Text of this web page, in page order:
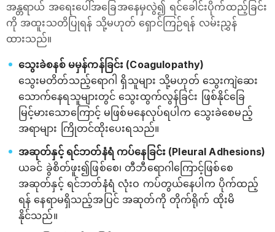
အန္တရာယ် အရေးပေါ်အခြေအနေမှလွဲ၍ ရင်ခေါင်းပိုက်ထည့်ခြင်း
ကို အထူးသတိပြုရန် သို့မဟုတ် ရှောင်ကြဉ်ရန် လမ်းညွှန်
ထားသည်။
သွေးခဲစနစ် မမှန်ကန်ခြင်း (Coagulopathy)
သွေးမတိတ်သည့်ရောဂါ ရှိသူများ သို့မဟုတ် သွေးကျဲဆေး
သောက်နေရသူများတွင် သွေးထွက်လွန်ခြင်း ဖြစ်နိုင်ခြေ
မြင့်မားသောကြောင့် မဖြစ်မနေလုပ်ရပါက သွေးခဲစေမည့်
အရာများ ကြိုတင်ထိုးပေးရသည်။
အဆုတ်နှင့် ရင်ဘတ်နံရံ ကပ်နေခြင်း (Pleural Adhesions)
ယခင် ခွဲစိတ်ဖူး၍ဖြစ်စေ၊ တီဘီရောဂါကြောင့်ဖြစ်စေ
အဆုတ်နှင့် ရင်ဘတ်နံရံ လုံးဝ ကပ်တွယ်နေပါက ပိုက်ထည့်
ရန် နေရာမရှိသည့်အပြင် အဆုတ်ကို တိုက်ရိုက် ထိုးမိ
နိုင်သည်။